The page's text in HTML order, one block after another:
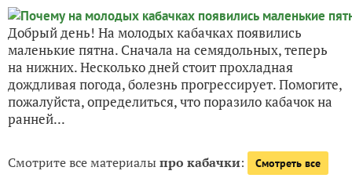
Добрый день! На молодых кабачках появились
маленькие пятна. Сначала на семядольных, теперь
на нижних. Несколько дней стоит прохладная
дождливая погода, болезнь прогрессирует. Помогите,
пожалуйста, определиться, что поразило кабачок на
ранней...
Смотрите все материалыпро кабачки: Смотреть все